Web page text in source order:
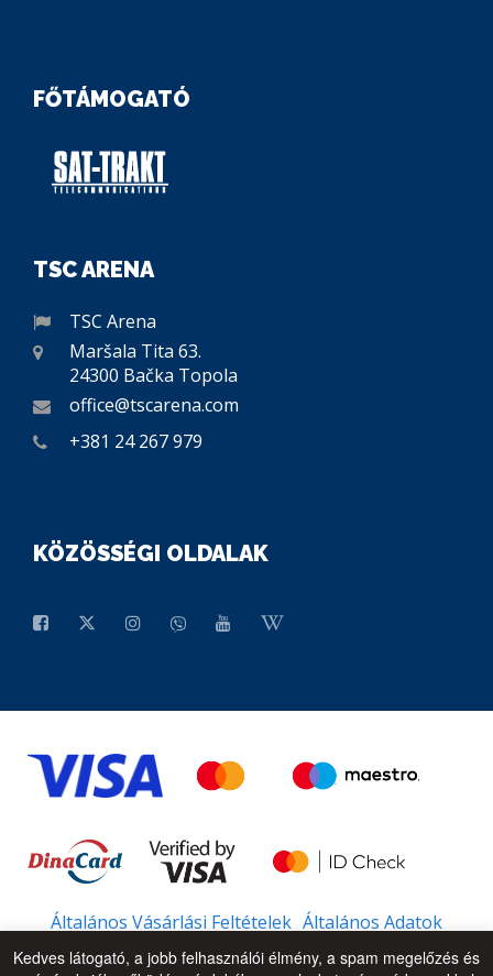
FŐTÁMOGATÓ
TSC ARENA
TSC Arena
Maršala Tita 63.
24300 Bačka Topola
office@tscarena.com
+381 24 267 979
KÖZÖSSÉGI OLDALAK
Általános Vásárlási Feltételek Általános Adatok
Kedves látogató, a jobb felhasználói élmény, a spam megelőzés és